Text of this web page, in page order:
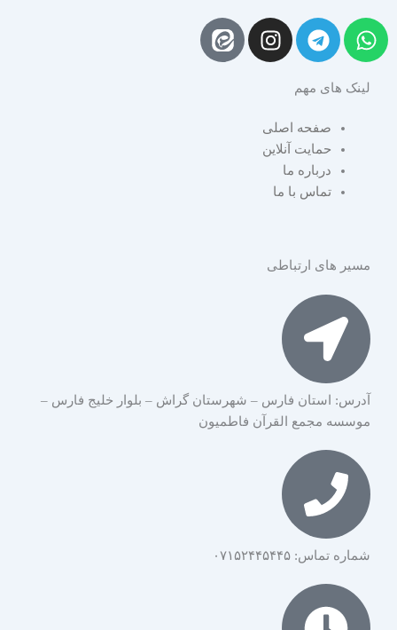
W
h
t
T
e
e
r
a
m
I
n
g
r
لینک های مهم
صفحه اصلی
حمایت آنلاین
درباره ما
تماس با ما
مسیر های ارتباطی
آدرس: استان فارس – شهرستان گراش – بلوار خلیج فارس –
موسسه مجمع القرآن فاطمیون
شماره تماس: ۰۷۱۵۲۴۴۵۴۴۵